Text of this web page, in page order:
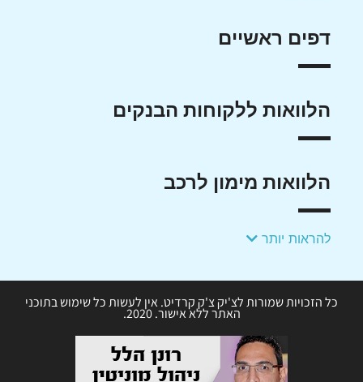
דפים ראשיים
הלוואות ללקוחות הבנקים
הלוואות מימון לרכב
להראות יותר
כל הזכויות שמורות לצ'יק צ'ק קרדיט. אין לעשות כל שימוש בתוכני
האתר ללא אישור. 2020.